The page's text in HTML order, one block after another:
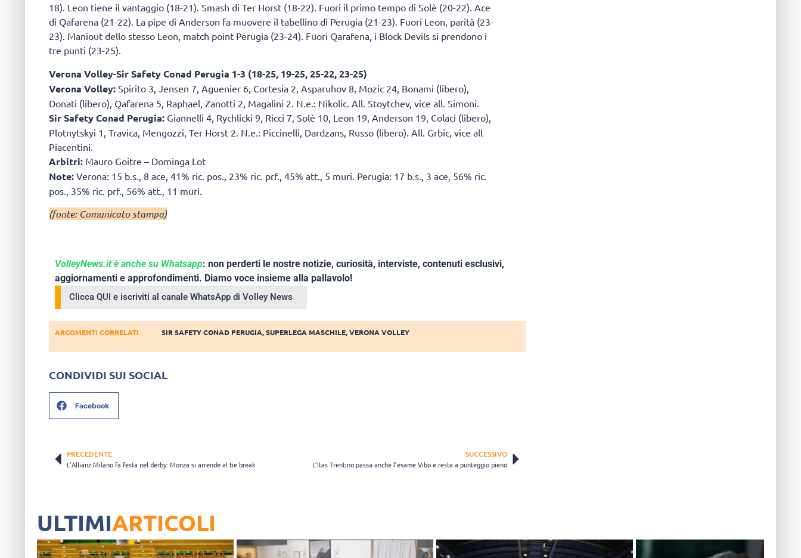
18). Leon tiene il vantaggio (18-21). Smash di Ter Horst (18-22). Fuori il primo tempo di Solè (20-22). Ace
di Qafarena (21-22). La pipe di Anderson fa muovere il tabellino di Perugia (21-23). Fuori Leon, parità (23-
23). Maniout dello stesso Leon, match point Perugia (23-24). Fuori Qarafena, i Block Devils si prendono i
tre punti (23-25).
Verona Volley-Sir Safety Conad Perugia 1-3 (18-25, 19-25, 25-22, 23-25)
Verona Volley: Spirito 3, Jensen 7, Aguenier 6, Cortesia 2, Asparuhov 8, Mozic 24, Bonami (libero),
Donati (libero), Qafarena 5, Raphael, Zanotti 2, Magalini 2. N.e.: Nikolic. All. Stoytchev, vice all. Simoni.
Sir Safety Conad Perugia: Giannelli 4, Rychlicki 9, Ricci 7, Solè 10, Leon 19, Anderson 19, Colaci (libero),
Plotnytskyi 1, Travica, Mengozzi, Ter Horst 2. N.e.: Piccinelli, Dardzans, Russo (libero). All. Grbic, vice all
Piacentini.
Arbitri: Mauro Goitre – Dominga Lot
Note: Verona: 15 b.s., 8 ace, 41% ric. pos., 23% ric. prf., 45% att., 5 muri. Perugia: 17 b.s., 3 ace, 56% ric.
pos., 35% ric. prf., 56% att., 11 muri.
(fonte: Comunicato stampa)
VolleyNews.it è anche su Whatsapp: non perderti le nostre notizie, curiosità, interviste, contenuti esclusivi,
aggiornamenti e approfondimenti. Diamo voce insieme alla pallavolo!
Clicca QUI e iscriviti al canale WhatsApp di Volley News
ARGOMENTI CORRELATI SIR SAFETY CONAD PERUGIA,SUPERLEGA MASCHILE,VERONA VOLLEY
CONDIVIDI SUI SOCIAL
Facebook
PRECEDENTE
L’Allianz Milano fa festa nel derby: Monza si arrende al tie break
SUCCESSIVO
L’Itas Trentino passa anche l’esame Vibo e resta a punteggio pieno
ULTIMIARTICOLI